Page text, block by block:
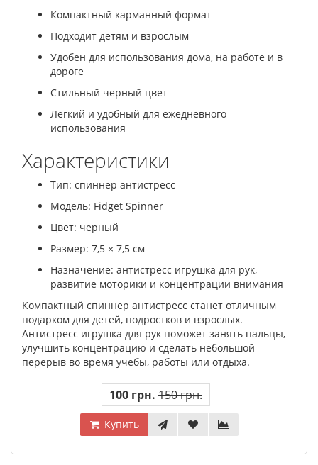
Компактный карманный формат
Подходит детям и взрослым
Удобен для использования дома, на работе и в
дороге
Стильный черный цвет
Легкий и удобный для ежедневного
использования
Характеристики
Тип: спиннер антистресс
Модель: Fidget Spinner
Цвет: черный
Размер: 7,5 × 7,5 см
Назначение: антистресс игрушка для рук,
развитие моторики и концентрации внимания
Компактный спиннер антистресс станет отличным
подарком для детей, подростков и взрослых.
Антистресс игрушка для рук поможет занять пальцы,
улучшить концентрацию и сделать небольшой
перерыв во время учебы, работы или отдыха.
100 грн. 150 грн.
Купить